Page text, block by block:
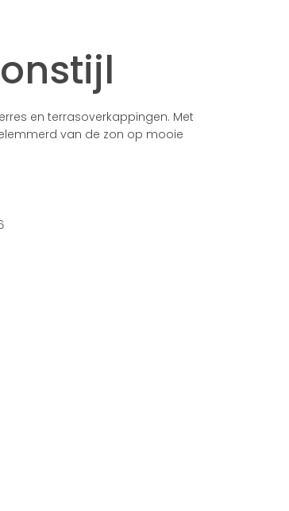
en terrasoverkappingen. Met
van de zon op mooie